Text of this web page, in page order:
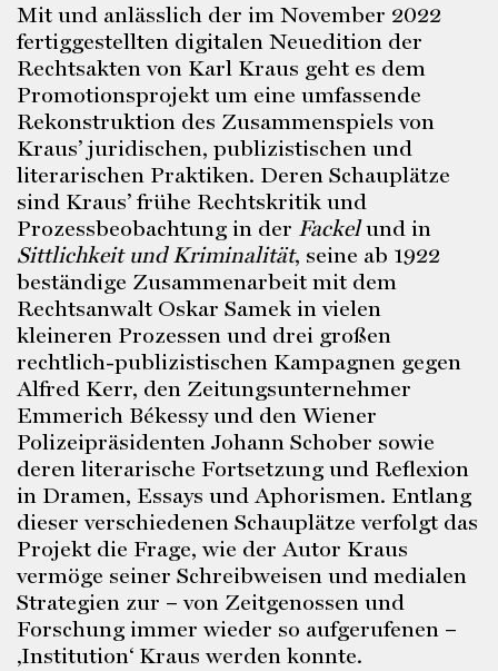
Mit und anlässlich der im November 2022
fertiggestellten digitalen Neuedition der
Rechtsakten von Karl Kraus geht es dem
Promotionsprojekt um eine umfassende
Rekonstruktion des Zusammenspiels von
Kraus’ juridischen, publizistischen und
literarischen Praktiken. Deren Schauplätze
sind Kraus’ frühe Rechtskritik und
Prozessbeobachtung in der Fackelund in
Sittlichkeit und Kriminalität, seine ab 1922
beständige Zusammenarbeit mit dem
Rechtsanwalt Oskar Samek in vielen
kleineren Prozessen und drei großen
rechtlich-publizistischen Kampagnen gegen
Alfred Kerr, den Zeitungsunternehmer
Emmerich Békessy und den Wiener
Polizeipräsidenten Johann Schober sowie
deren literarische Fortsetzung und Reflexion
in Dramen, Essays und Aphorismen. Entlang
dieser verschiedenen Schauplätze verfolgt das
Projekt die Frage, wie der Autor Kraus
vermöge seiner Schreibweisen und medialen
Strategien zur – von Zeitgenossen und
Forschung immer wieder so aufgerufenen –
‚Institution‘ Kraus werden konnte.